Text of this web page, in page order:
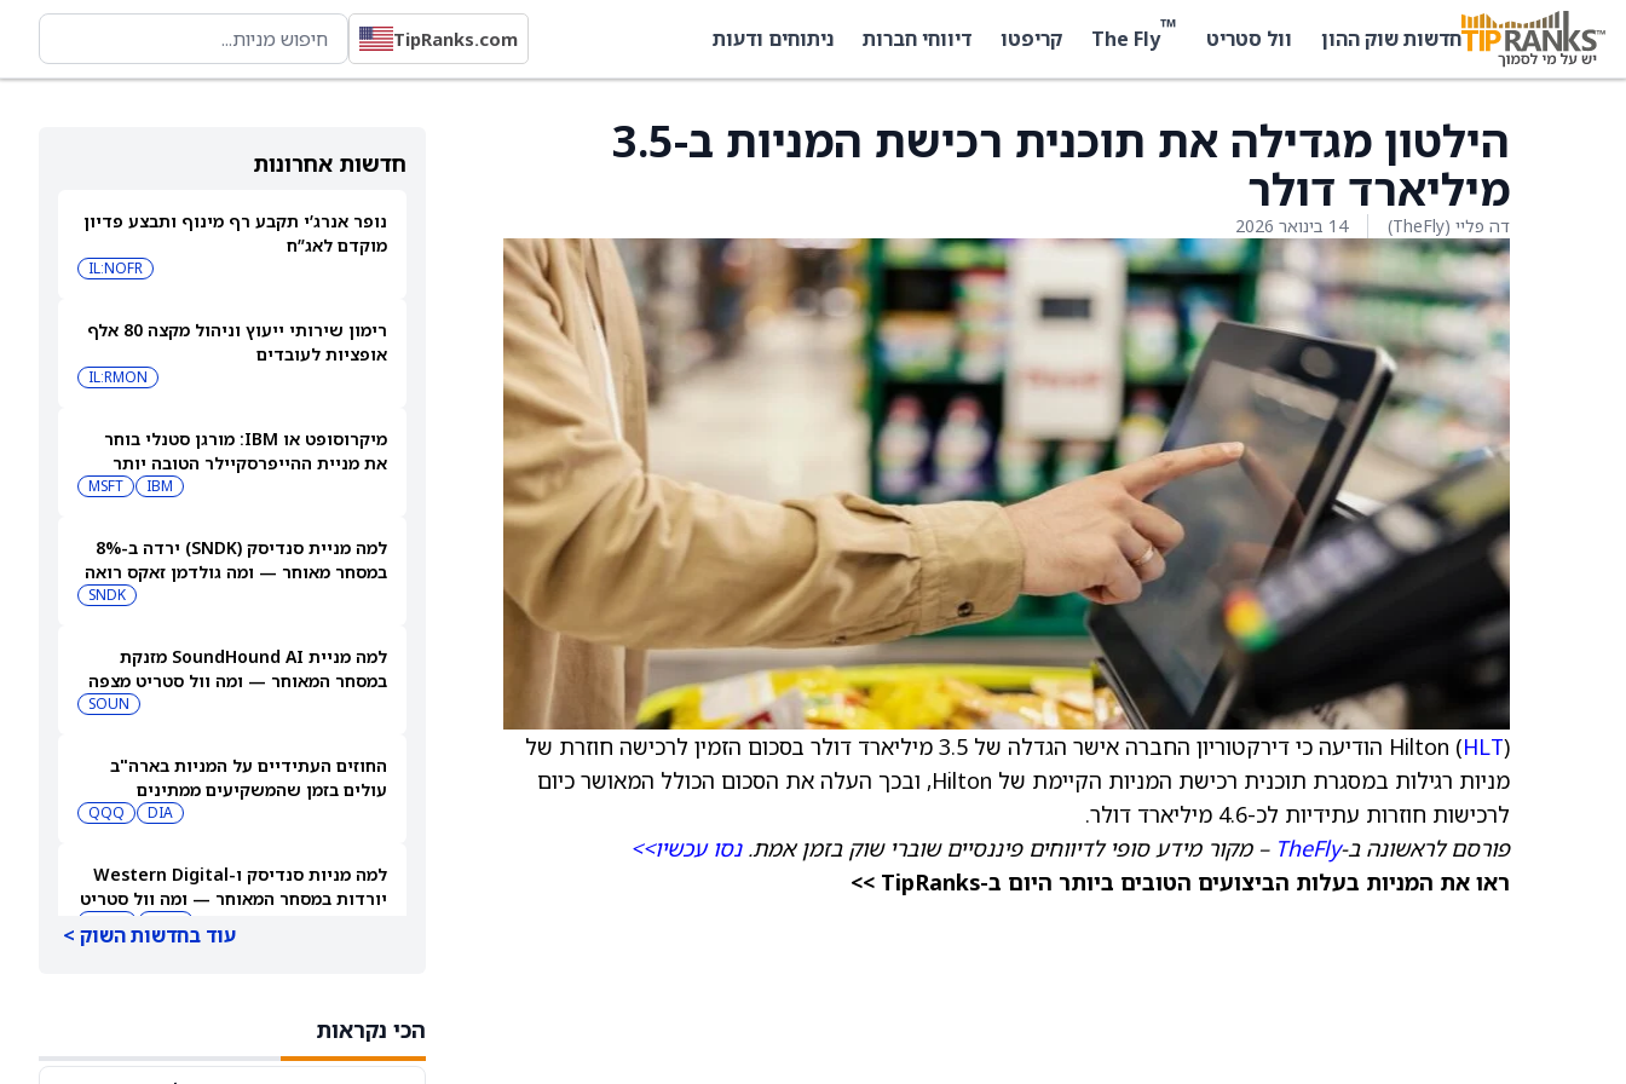
חדשות שוק ההון וול סטריט ™
The Fly קריפטו דיווחי חברות ניתוחים ודעות TipRanks.com
חדשות אחרונות
נופר אנרג’י תקבע רף מינוף ותבצע פדיון
מוקדם לאג”ח
IL:NOFR
רימון שירותי ייעוץ וניהול מקצה 80 אלף
אופציות לעובדים
IL:RMON
מיקרוסופט או IBM: מורגן סטנלי בוחר
את מניית ההייפרסקיילר הטובה יותר
IBM
MSFT
למה מניית סנדיסק (SNDK) ירדה ב-8%
במסחר מאוחר — ומה גולדמן זאקס רואה
SNDK
למה מניית SoundHound AI מזנקת
במסחר המאוחר — ומה וול סטריט מצפה
SOUN
החוזים העתידיים על המניות בארה"ב
עולים בזמן שהמשקיעים ממתינים
DIA
QQQ
למה מניות סנדיסק ו-Western Digital
יורדות במסחר המאוחר — ומה וול סטריט
עוד בחדשות השוק >
הכי נקראות
הילטון מגדילה את תוכנית רכישת המניות ב-3.5
מיליארד דולר
דה פליי (TheFly) 14 בינואר 2026
Hilton (HLT
) הודיעה כי דירקטוריון החברה אישר הגדלה של 3.5 מיליארד דולר בסכום הזמין לרכישה חוזרת של
מניות רגילות במסגרת תוכנית רכישת המניות הקיימת של Hilton, ובכך העלה את הסכום הכולל המאושר כיום
לרכישות חוזרות עתידיות לכ-4.6 מיליארד דולר.
פורסם לראשונה ב-TheFly – מקור מידע סופי לדיווחים פיננסיים שוברי שוק בזמן אמת.נסו עכשיו>>
ראו את המניות בעלות הביצועים הטובים ביותר היום ב-TipRanks >>